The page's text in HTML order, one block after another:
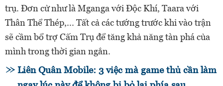
trụ. Đơn cử như là Mganga với Độc Khí, Taara với
Thân Thể Thép,... Tất cả các tướng trước khi vào trận
sẽ cầm bổ trợ Cấm Trụ để tăng khả năng tàn phá của
mình trong thời gian ngắn.
Liên Quân Mobile: 3 việc mà game thủ cần làm